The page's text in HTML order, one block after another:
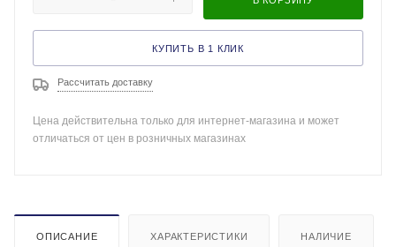
КУПИТЬ В 1 КЛИК
Рассчитать доставку
Цена действительна только для интернет-магазина и может
отличаться от цен в розничных магазинах
ОПИСАНИЕ ХАРАКТЕРИСТИКИ НАЛИЧИЕ